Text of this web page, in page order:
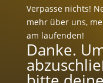
Verpasse nichts!
mehr über uns,
am laufenden!
Danke.